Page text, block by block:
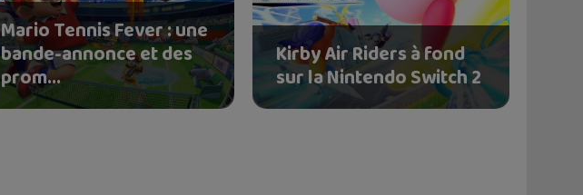
Mario Tennis Fever : une
bande-annonce et des
prom...
Kirby Air Riders à fond
sur la Nintendo Switch 2